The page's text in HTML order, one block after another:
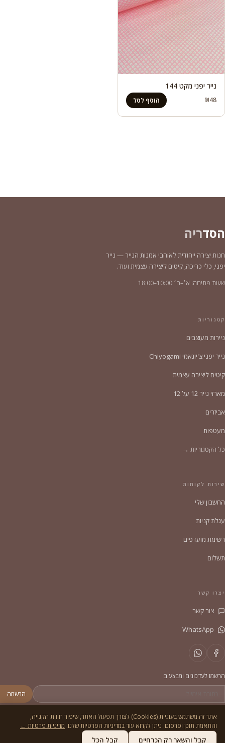
נייר יפני מקט 144
₪48 הוסף לסל
הסדריה
חנות יצירה ייחודית לאוהבי אמנות הנייר — נייר
יפני, כלי כריכה, קיטים ליצירה עצמית ועוד.
שעות פתיחה: א׳–ה׳ 10:00–18:00
קטגוריות
ניירות מעוצבים
נייר יפני צ'יוגאמי Chiyogami
קיטים ליצירה עצמית
מארזי נייר 12 על 12
אביזרים
מעטפות
כל הקטגוריות →
שירות לקוחות
החשבון שלי
עגלת קניות
רשימת מועדפים
תשלום
יצרו קשר
צור קשר
הרשמו לעדכונים ומבצעים
הרשמה
אתר זה משתמש בעוגיות (Cookies) לצורך תפעול האתר, שיפור חווית הקנייה,
והתאמת תוכן ופרסום. ניתן לקרוא עוד במדיניות הפרטיות שלנו. מדיניות פרטיות ←
קבל והשאר רק הכרחיים קבל הכל